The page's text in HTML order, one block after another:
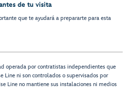
de tu visita
que te ayudará a prepararte para esta
operada por contratistas independientes que
Line ni son controlados o supervisados por
Line no mantiene sus instalaciones ni medios